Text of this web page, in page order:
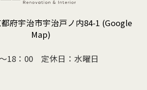
都府宇治市宇治戸ノ内84-1 (Google
Map)
18：00 定休日：水曜日